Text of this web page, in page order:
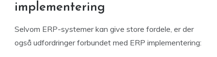
implementering
Selvom ERP-systemer kan give store fordele, er der
også udfordringer forbundet med ERP implementering: